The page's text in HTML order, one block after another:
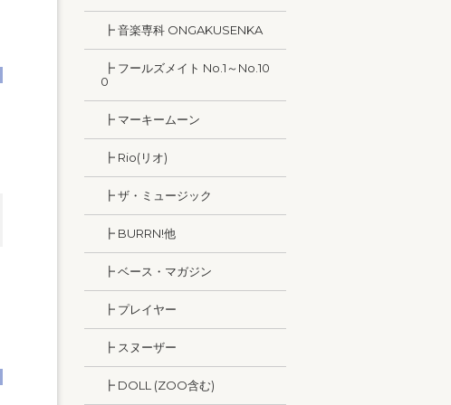
┣ 音楽専科 ONGAKUSENKA
┣ フールズメイト No.1～No.10
0
┣ マーキームーン
┣ Rio(リオ)
┣ ザ・ミュージック
┣ BURRN!他
┣ ベース・マガジン
┣ プレイヤー
┣ スヌーザー
┣ DOLL (ZOO含む)